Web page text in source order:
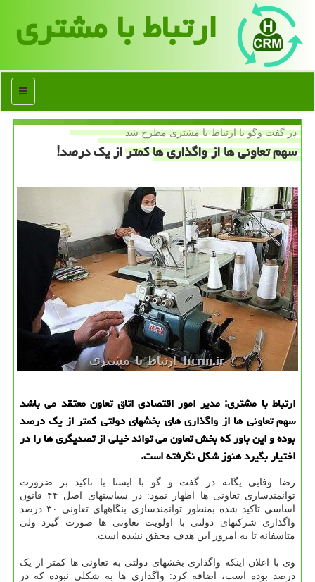
ارتباط با مشتری
منو
در گفت وگو با ارتباط با مشتری مطرح شد
سهم تعاونی ها از واگذاری ها كمتر از یك درصد!
ارتباط با مشتری: مدیر امور اقتصادی اتاق تعاون معتقد می باشد
سهم تعاونی ها از واگذاری های بخشهای دولتی کمتر از یک درصد
بوده و این باور که بخش تعاون می تواند خیلی از تصدیگری ها را در
اختیار بگیرد هنوز شکل نگرفته است.
رضا وفایی یگانه در گفت و گو با ایسنا با تاکید بر ضرورت
توانمندسازی تعاونی ها اظهار نمود: در سیاستهای اصل ۴۴ قانون
اساسی تاکید شده بمنظور توانمندسازی بنگاههای تعاونی ۳۰ درصد
واگذاری شرکتهای دولتی با اولویت تعاونی ها صورت گیرد ولی
متاسفانه تا به امروز این هدف محقق نشده است.
وی با اعلان اینکه واگذاری بخشهای دولتی به تعاونی ها کمتر از یک
درصد بوده است، اضافه کرد: واگذاری ها به شکلی نبوده که در